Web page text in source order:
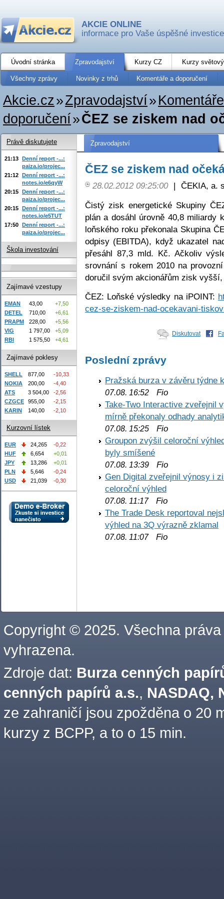
AKCIE ONLINE
informace pro Vaše úspěšné investice
Úvodní stránka Zpravodajství Kurzy CZ Kurzy
Všechny zprávy Novinky z trhů Komentáře a doporučení
Akcie.cz»Zpravodajství»
doporučení»ČEZ se ziskem nad
Zpravodajství
ČEZ se ziskem nad
28.02.2012 09:25:00 | ČEKIA, a.
Čistý zisk energetické Skupiny
plán a dosáhl úrovně 40,8 miliardy
loňského roku překonala Skupina
odpisy (EBITDA), když ukazatel
přesáhl 87,3 mld. Kč. Ačkoliv
srovnání s rokem 2010 na
doručil svým akcionářům zisk
ČEZ: Loňské výsledky na iPOINT:
cez-se-ziskem-nad-ocekavani-
Diskutovat
Poslední zprávy
Pražská burza v závěru týdne
07.08. 16:52 Fio
Take-Two Interactive zveřejnil
mírně překonaly odhady
07.08. 15:25 Fio
Groupon zvýšil celoroční
byly smíšené
07.08. 13:39 Fio
Gen Digital zveřejnil výnosy i
celoroční výhled
07.08. 11:17Fio
The Trade Desk reportoval
výhled na 3Q výrazně zklamal
07.08. 11:07Fio
Právě diskutujete
21:13 Denní report -...:
paiza.io/projec...
21:12 Denní report -...:
notes.io/e6qyW
20:15 Denní report -...:
paiza.io/projec...
20:15 Denní report -...:
notes.io/e5TUT
17:50 Denní report -...:
paiza.io/projec...
Škola investování
Zajímavé vzestupy
EMAN 43,00
+7,50
DETEL
710,00
+6,61
PRAPM
228,00
+5,56
VIG
1 797,00
+5,09
RBI
1 575,50 +4,61
Zajímavé poklesy
SHELL 877,00
-10,33
NOKIA
200,00
-4,40
ATS
3 504,00
-2,56
CZGCE
955,00
-2,15
KARIN
140,00 -2,10
Kurzovní lístek
EUR 24,265
-0,22
HUF
6,654
+0,01
JPY
13,286
+0,01
PLN
5,646
-0,24
USD
21,039 -0,30
Copyright © 2025. Všechna práva
vyhrazena.
Zdroje dat: Burza cenných
cenných papírů a.s., NASDAQ,
ze zahraničí jsou zpožděna o 20
kurzy z BCPP, a to o 15 min.